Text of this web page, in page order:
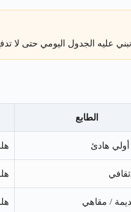
عليه الجدول اليومي حتى لا
الطابع
هادئ
/ مقاهي